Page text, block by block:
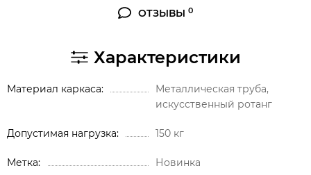
ОТЗЫВЫ 0
Характеристики
Материал каркаса
Металлическая труба,
искусственный ротанг
Допустимая нагрузка 150 кг
Метка Новинка